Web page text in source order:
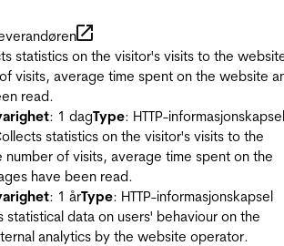
statistics on the visitor's visits to the
visits, average time spent on the website
read.
: 1 dagType: HTTP-informasjonskapsel
statistics on the visitor's visits to the
number of visits, average time spent on the
have been read.
: 1 årType: HTTP-informasjonskapsel
statistical data on users' behaviour on the
analytics by the website operator.